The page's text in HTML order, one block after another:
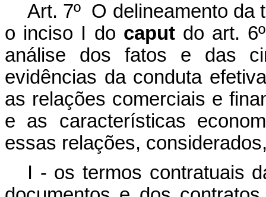
Art. 7º O delineamento da
o inciso I do caputdo art.
análise dos fatos e das
evidências da conduta
as relações comerciais e
e as características
essas relações,
I - os termos contratuais